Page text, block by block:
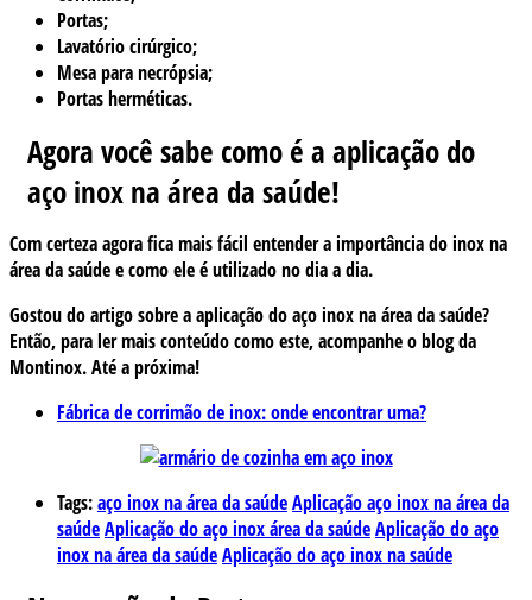
Portas;
Lavatório cirúrgico;
Mesa para necrópsia;
Portas herméticas.
Agora você sabe como é a aplicação do
aço inox na área da saúde!
Com certeza agora fica mais fácil entender a importância do inox na
área da saúde e como ele é utilizado no dia a dia.
Gostou do artigo sobre a aplicação do aço inox na área da saúde?
Então, para ler mais conteúdo como este, acompanhe o blog da
Montinox. Até a próxima!
Fábrica de corrimão de inox: onde encontrar uma?
Tags:aço inox na área da saúdeAplicação aço inox na área da
saúdeAplicação do aço inox área da saúdeAplicação do aço
inox na área da saúdeAplicação do aço inox na saúde